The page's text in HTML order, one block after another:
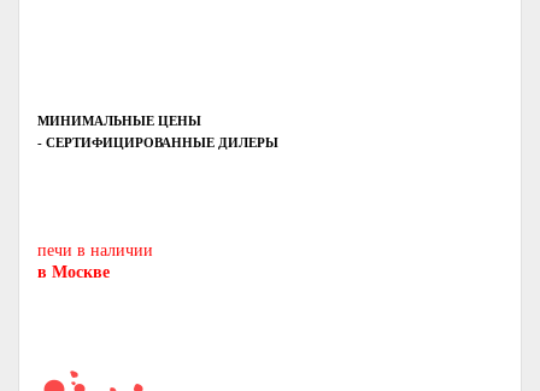
МИНИМАЛЬНЫЕ ЦЕНЫ
- СЕРТИФИЦИРОВАННЫЕ ДИЛЕРЫ
печи в наличии
в Москве